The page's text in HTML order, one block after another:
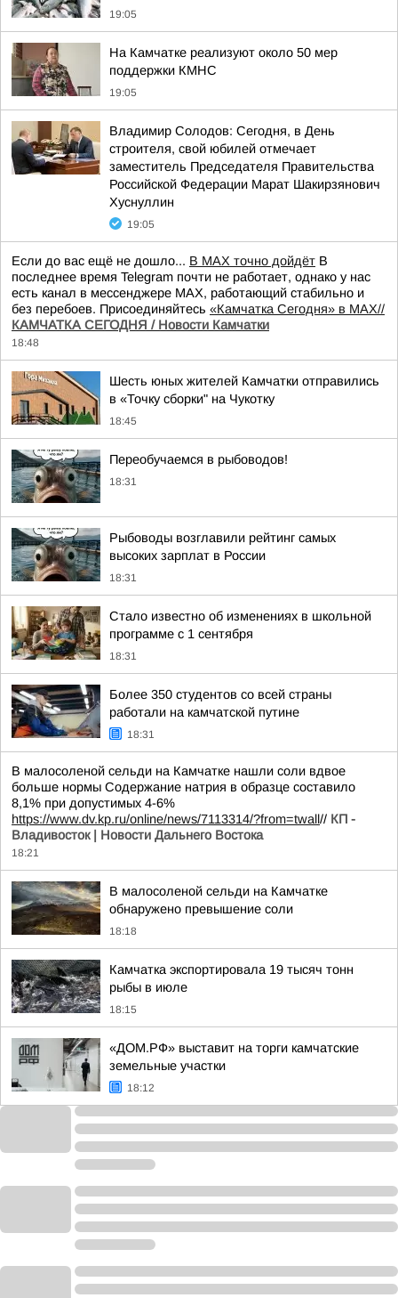
19:05
На Камчатке реализуют около 50 мер
поддержки КМНС
19:05
Владимир Солодов: Сегодня, в День
строителя, свой юбилей отмечает
заместитель Председателя Правительства
Российской Федерации Марат Шакирзянович
Хуснуллин
19:05
Если до вас ещё не дошло... В MAX точно дойдёт В
последнее время Telegram почти не работает, однако у нас
есть канал в мессенджере MAX, работающий стабильно и
без перебоев. Присоединяйтесь «Камчатка Сегодня» в MAX//
КАМЧАТКА СЕГОДНЯ / Новости Камчатки
18:48
Шесть юных жителей Камчатки отправились
в «Точку сборки" на Чукотку
18:45
Переобучаемся в рыбоводов!
18:31
Рыбоводы возглавили рейтинг самых
высоких зарплат в России
18:31
Стало известно об изменениях в школьной
программе с 1 сентября
18:31
Более 350 студентов со всей страны
работали на камчатской путине
18:31
В малосоленой сельди на Камчатке нашли соли вдвое
больше нормы Содержание натрия в образце составило
8,1% при допустимых 4-6%
https://www.dv.kp.ru/online/news/7113314/?from=twall// КП -
Владивосток | Новости Дальнего Востока
18:21
В малосоленой сельди на Камчатке
обнаружено превышение соли
18:18
Камчатка экспортировала 19 тысяч тонн
рыбы в июле
18:15
«ДОМ.РФ» выставит на торги камчатские
земельные участки
18:12